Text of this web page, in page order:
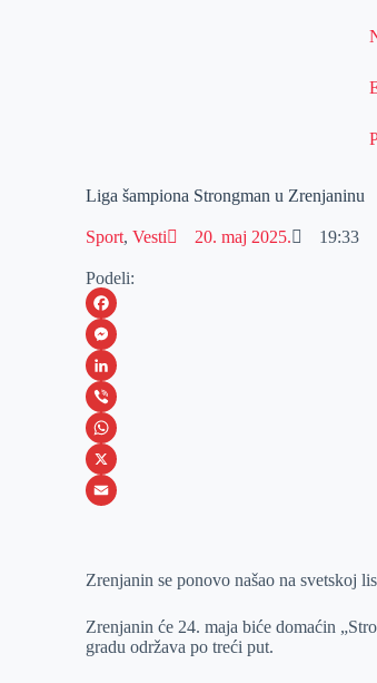
Liga šampiona Strongman u Zrenjaninu
Sport,Vesti 20. maj 2025. 19:33
Podeli:
F
a
c
e
b
o
M
e
s
s
e
e
L
i
n
k
I
V
i
b
W
h
s
p
X
a
l
Zrenjanin se ponovo našao na svetskoj
Zrenjanin će 24. maja biće domaćin
gradu održava po treći put.